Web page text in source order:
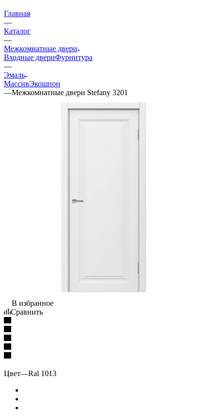
Главная
—
Каталог
—
Межкомнатные двери
Входные двериФурнитура
—
Эмаль
МассивЭкошпон
—Межкомнатные двери Stefany 3201
В избранное
Сравнить
Цвет—Ral 1013